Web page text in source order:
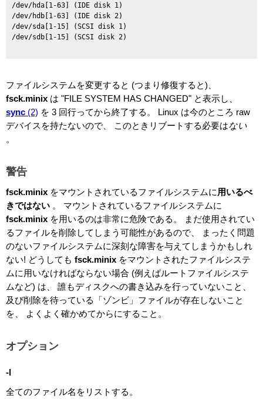
/dev/hda[1-63] (IDE disk 1)
/dev/hdb[1-63] (IDE disk 2)
/dev/sda[1-15] (SCSI disk 1)
ファイルシステムを変更すると (つまり修復すると)、
fsck.minix は "FILE SYSTEM HAS CHANGED" と表示し、
sync (2) を 3 回行ってから終了する。 Linux は今のところ raw
デバイスを持たないので、 このときリブートする必要はない
。
警告
fsck.minix をマウントされているファイルシステムに 用いるべ
きではない 。 マウントされているファイルシステムに
fsck.minix を用いるのは非常に危険である。 まだ使用されてい
るファイルを削除してしまう可能性があるので、 まったく問題
のないファイルシステムに深刻な障害を与えてしまうかもしれ
ない! どうしても fsck.minix をマウントされたファイルシステ
ムに用いなければならない場合 (例えばルートファイルシステ
ムなど) は、 誰もディスクへの書き込みを行っていないこと、
及び削除を待っている「ゾンビ」ファイルが存在しないこと
を、 よくよく確かめてからにすること。
オプション
-l
全てのファイル名をリストする。